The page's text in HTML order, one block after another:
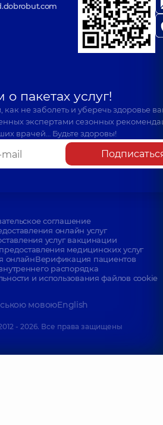
пакетах услуг!
не заболеть и уберечь здоровье
экспертами сезонных
врачей… Будьте здоровы!
соглашение
онлайн услуг
услуг вакцинации
медицинских услуг
онлайнВерификация пациентов
распорядка
и использования файлов cookie
мовоюEnglish
- 2026. Все права защищены